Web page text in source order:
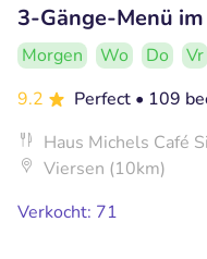
3-Gänge-Menü
Morgen Wo Do
Vr
9.2
Perfect • 109
Haus Michels Café
Viersen (10km)
Verkocht: 71